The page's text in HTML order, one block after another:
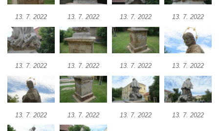
Obraz kajícné svaté Máří Magdaleny pod
Lysým vrchem v Teplicích nad Metují
Sousoší Kalvárie na Masarykově třídě v
Teplicích
Pomník Tomáše Garrigue Masaryka v
13. 7. 2022 13. 7. 2022 13. 7. 2022 13. 7. 2022
13. 7. 2022 13. 7. 2022 13. 7. 2022 13. 7. 2022
13. 7. 2022 13. 7. 2022 13. 7. 2022 13. 7. 2022